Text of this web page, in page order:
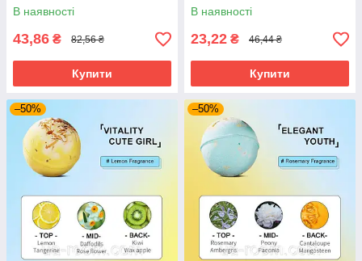
В наявності
43,86 ₴ 82,56 ₴
Купити
В наявності
23,22 ₴ 46,44 ₴
Купити
–50% –50%